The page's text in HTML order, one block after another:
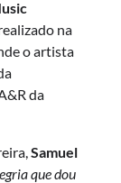
na
o artista
da
Samuel
que dou